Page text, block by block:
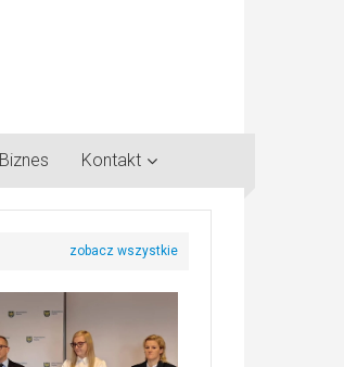
Biznes Kontakt